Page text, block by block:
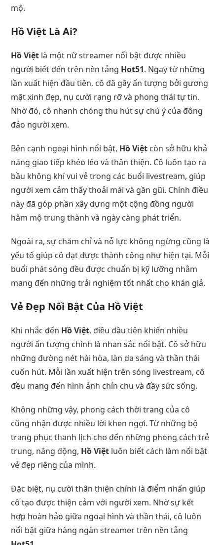
mộ.
Hồ Việt Là Ai?
Hồ Việt là một nữ streamer nổi bật được nhiều
người biết đến trên nền tảng Hot51. Ngay từ những
lần xuất hiện đầu tiên, cô đã gây ấn tượng bởi gương
mặt xinh đẹp, nụ cười rạng rỡ và phong thái tự tin.
Nhờ đó, cô nhanh chóng thu hút sự chú ý của đông
đảo người xem.
Bên cạnh ngoại hình nổi bật, Hồ Việt còn sở hữu khả
năng giao tiếp khéo léo và thân thiện. Cô luôn tạo ra
bầu không khí vui vẻ trong các buổi livestream, giúp
người xem cảm thấy thoải mái và gần gũi. Chính điều
này đã góp phần xây dựng một cộng đồng người
hâm mộ trung thành và ngày càng phát triển.
Ngoài ra, sự chăm chỉ và nỗ lực không ngừng cũng là
yếu tố giúp cô đạt được thành công như hiện tại. Mỗi
buổi phát sóng đều được chuẩn bị kỹ lưỡng nhằm
mang đến những trải nghiệm tốt nhất cho khán giả.
Vẻ Đẹp Nổi Bật Của Hồ Việt
Khi nhắc đến Hồ Việt, điều đầu tiên khiến nhiều
người ấn tượng chính là nhan sắc nổi bật. Cô sở hữu
những đường nét hài hòa, làn da sáng và thần thái
cuốn hút. Mỗi lần xuất hiện trên sóng livestream, cô
đều mang đến hình ảnh chỉn chu và đầy sức sống.
Không những vậy, phong cách thời trang của cô
cũng nhận được nhiều lời khen ngợi. Từ những bộ
trang phục thanh lịch cho đến những phong cách trẻ
trung, năng động, Hồ Việt luôn biết cách làm nổi bật
vẻ đẹp riêng của mình.
Đặc biệt, nụ cười thân thiện chính là điểm nhấn giúp
cô tạo được thiện cảm với người xem. Nhờ sự kết
hợp hoàn hảo giữa ngoại hình và thần thái, cô luôn
nổi bật giữa hàng ngàn streamer trên nền tảng